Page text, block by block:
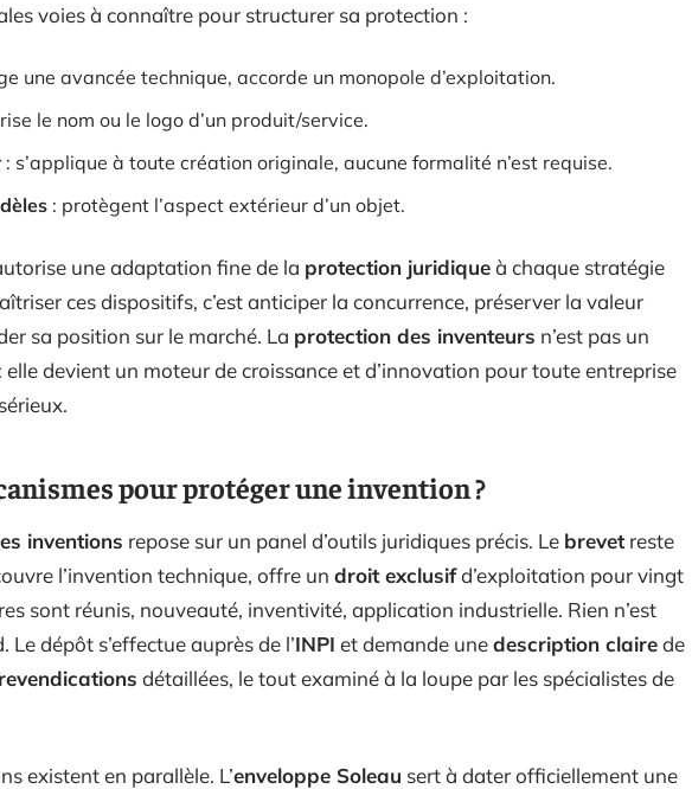
voies à connaître pour structurer sa protection :
une avancée technique, accorde un monopole d’exploitation.
le nom ou le logo d’un produit/service.
: s’applique à toute création originale, aucune formalité n’est requise.
: protègent l’aspect extérieur d’un objet.
une adaptation fine de la protection juridiqueà chaque stratégie
ces dispositifs, c’est anticiper la concurrence, préserver la valeur
sa position sur le marché. La protection des inventeurs n’est pas un
elle devient un moteur de croissance et d’innovation pour toute entreprise
pour protéger une invention ?
inventions repose sur un panel d’outils juridiques précis. Le brevetreste
l’invention technique, offre un droit exclusifd’exploitation pour vingt
sont réunis, nouveauté, inventivité, application industrielle. Rien n’est
Le dépôt s’effectue auprès de l’INPI et demande unedescription clairede
revendications détaillées, le tout examiné à la loupe par les spécialistes de
existent en parallèle. L’enveloppe Soleau sert à dater officiellement une